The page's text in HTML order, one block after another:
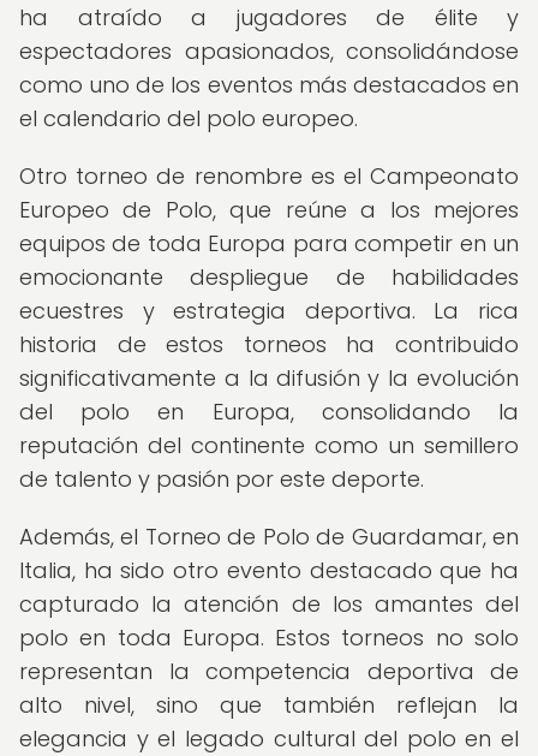
ha atraído a jugadores de élite y
espectadores apasionados, consolidándose
como uno de los eventos más destacados en
el calendario del polo europeo.
Otro torneo de renombre es el Campeonato
Europeo de Polo, que reúne a los mejores
equipos de toda Europa para competir en un
emocionante despliegue de habilidades
ecuestres y estrategia deportiva. La rica
historia de estos torneos ha contribuido
significativamente a la difusión y la evolución
del polo en Europa, consolidando la
reputación del continente como un semillero
de talento y pasión por este deporte.
Además, el Torneo de Polo de Guardamar, en
Italia, ha sido otro evento destacado que ha
capturado la atención de los amantes del
polo en toda Europa. Estos torneos no solo
representan la competencia deportiva de
alto nivel, sino que también reflejan la
elegancia y el legado cultural del polo en el